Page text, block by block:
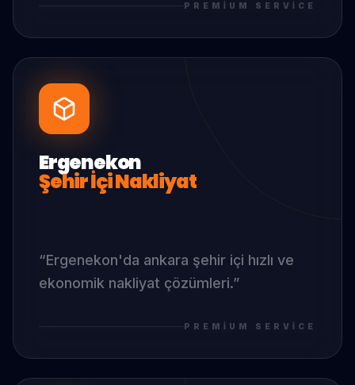
PREMIUM SERVICE
Ergenekon
Şehir İçi Nakliyat
“Ergenekon'da ankara şehir içi hızlı ve
ekonomik nakliyat çözümleri.”
PREMIUM SERVICE